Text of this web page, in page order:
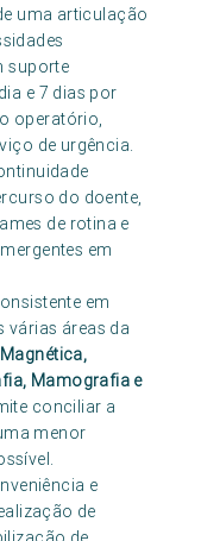
uma articulação
suporte
e 7 dias por
operatório,
de urgência.
do doente,
de rotina e
em
em
várias áreas da
Mamografia e
conciliar a
menor
e
de